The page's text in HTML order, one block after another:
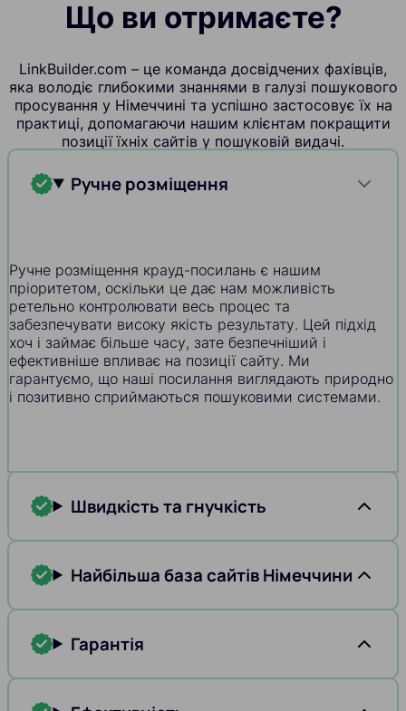
Що ви отримаєте?
LinkBuilder.com – це команда досвідчених фахівців,
яка володіє глибокими знаннями в галузі пошукового
просування у Німеччині та успішно застосовує їх на
практиці, допомагаючи нашим клієнтам покращити
позиції їхніх сайтів у пошуковій видачі.
Ручне розміщення
Ручне розміщення крауд-посилань є нашим
пріоритетом, оскільки це дає нам можливість
ретельно контролювати весь процес та
забезпечувати високу якість результату. Цей підхід
хоч і займає більше часу, зате безпечніший і
ефективніше впливає на позиції сайту. Ми
гарантуємо, що наші посилання виглядають природно
і позитивно сприймаються пошуковими системами.
Швидкість та гнучкість
Найбільша база сайтів Німеччини
Гарантія